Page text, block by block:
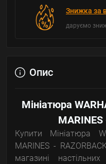
Знижка за
даруємо
Опис
Мініатюра
Купити Мініатюра
MARINES -
магазині